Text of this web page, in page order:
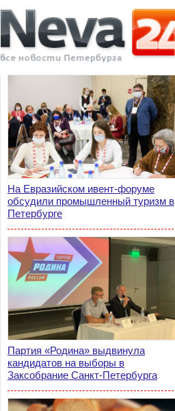
На Евразийском ивент-форуме
обсудили промышленный туризм в
Петербурге
Партия «Родина» выдвинула
кандидатов на выборы в
Заксобрание Санкт-Петербурга